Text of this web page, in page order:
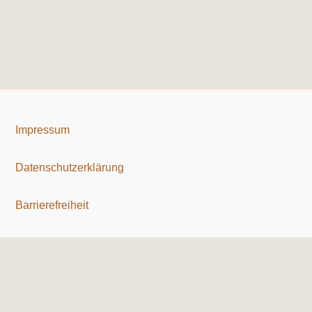
Impressum
Datenschutzerklärung
Barrierefreiheit